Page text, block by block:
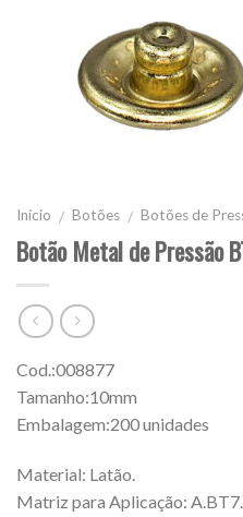
Início / Botões / Botões de
Botão Metal de Pressão
Cod.:008877
Tamanho:10mm
Embalagem:200 unidades
Material: Latão.
Matriz para Aplicação: